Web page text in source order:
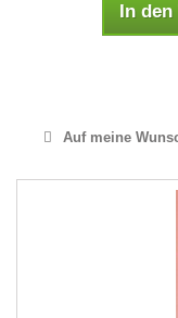
In den
Auf meine